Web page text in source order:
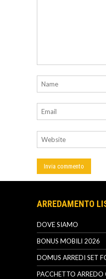
ARREDAMENTO
DOVE SIAMO
BONUS MOBILI 2026
DOMUS ARREDI SET
PACCHETTO ARREDO